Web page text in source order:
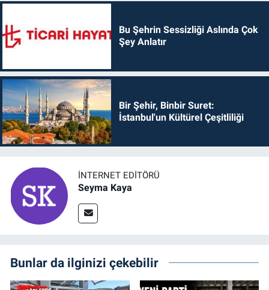
Bu Şehrin Sessizliği Aslında Çok
Şey Anlatır
Bir Şehir, Binbir Suret:
İstanbul'un Kültürel Çeşitliliği
İNTERNET EDITÖRÜ
Seyma Kaya
Bunlar da ilginizi çekebilir